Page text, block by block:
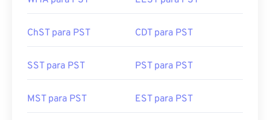
ChST para PST CDT para PST
SST para PST PST para PST
MST para PST EST para PST